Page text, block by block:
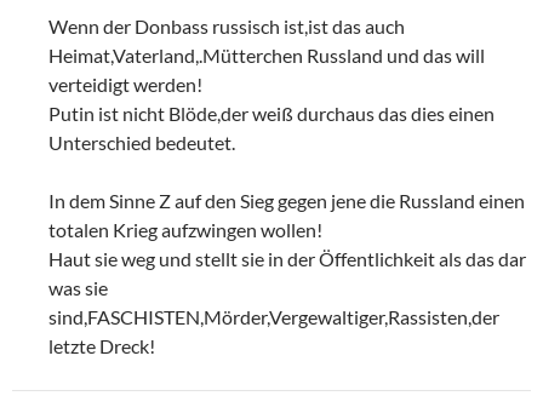
Wenn der Donbass russisch ist,ist das auch
Heimat,Vaterland,.Mütterchen Russland und das will
verteidigt werden!
Putin ist nicht Blöde,der weiß durchaus das dies einen
Unterschied bedeutet.
In dem Sinne Z auf den Sieg gegen jene die Russland einen
totalen Krieg aufzwingen wollen!
Haut sie weg und stellt sie in der Öffentlichkeit als das dar
was sie
sind,FASCHISTEN,Mörder,Vergewaltiger,Rassisten,der
letzte Dreck!